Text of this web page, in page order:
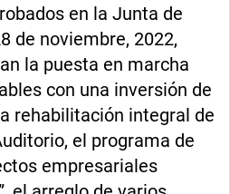
en la Junta de
de noviembre, 2022,
la puesta en marcha
con una inversión de
rehabilitación integral de
el programa de
empresariales